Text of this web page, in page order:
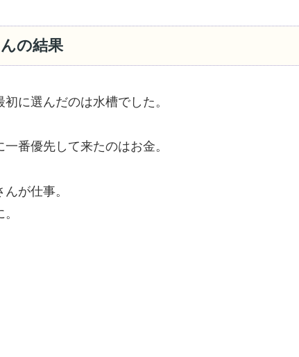
の結果
に選んだのは水槽でした。
番優先して来たのはお金。
が仕事。